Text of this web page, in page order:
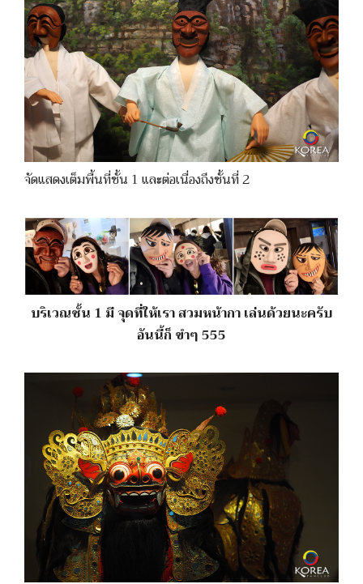
จัดแสดงเต็มพื้นที่ชั้น 1 และต่อเนื่องถึงชั้นที่ 2
บริเวณชั้น 1 มี จุดที่ให้เรา สวมหน้ากา เล่นด้วยนะครับ
อันนี้ก็ ขำๆ 555